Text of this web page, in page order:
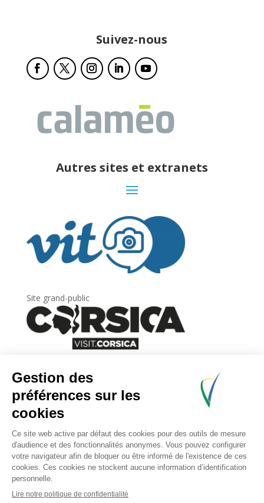
Suivez-nous
Autres sites et extranets
Site grand-public
Newsletter
Inscrivez-vous àla lettre d’information
l’Agence du tourisme de la Corse.